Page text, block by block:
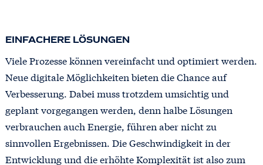
EINFACHERE LÖSUNGEN
Viele Prozesse können vereinfacht und optimiert werden.
Neue digitale Möglichkeiten bieten die Chance auf
Verbesserung. Dabei muss trotzdem umsichtig und
geplant vorgegangen werden, denn halbe Lösungen
verbrauchen auch Energie, führen aber nicht zu
sinnvollen Ergebnissen. Die Geschwindigkeit in der
Entwicklung und die erhöhte Komplexität ist also zum